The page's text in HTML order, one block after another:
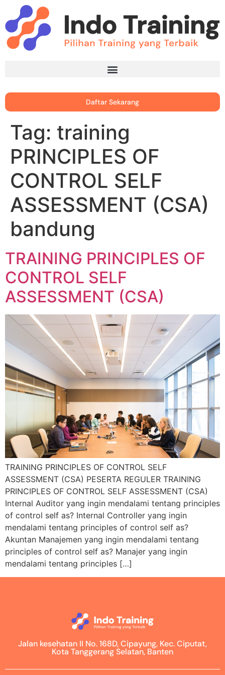
Daftar Sekarang
Tag: training
PRINCIPLES OF
CONTROL SELF
ASSESSMENT (CSA)
bandung
TRAINING PRINCIPLES OF
CONTROL SELF
ASSESSMENT (CSA)
TRAINING PRINCIPLES OF CONTROL SELF
ASSESSMENT (CSA) PESERTA REGULER TRAINING
PRINCIPLES OF CONTROL SELF ASSESSMENT (CSA)
Internal Auditor yang ingin mendalami tentang principles
of control self as? Internal Controller yang ingin
mendalami tentang principles of control self as?
Akuntan Manajemen yang ingin mendalami tentang
principles of control self as? Manajer yang ingin
mendalami tentang principles […]
Jalan kesehatan II No. 168D, Cipayung, Kec. Ciputat,
Kota Tanggerang Selatan, Banten